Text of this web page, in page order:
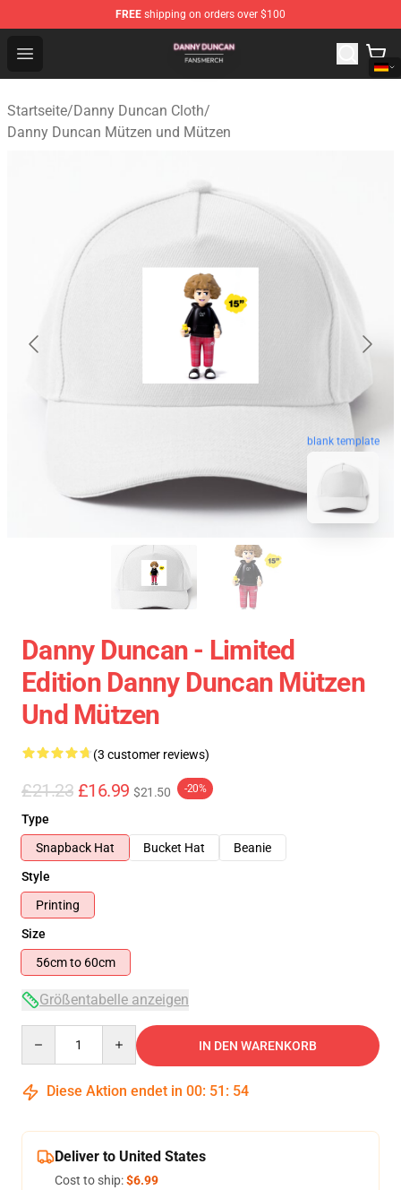
FREE shipping on orders over $100
Open menu
Danny Duncan Shop - Official Danny Duncan
Startseite/Danny Duncan Cloth/
Danny Duncan Mützen und Mützen
blank template
Danny Duncan - Limited
Edition Danny Duncan Mützen
Und Mützen
(3 customer reviews)
£21.23 £16.99 $21.50 -20%
Type
Snapback Hat
Bucket Hat
Beanie
Style
Printing
Size
56cm to 60cm
Größentabelle anzeigen
IN DEN WARENKORB
Diese Aktion endet in 00: 51 : 54
Deliver to United States
Cost to ship:$6.99